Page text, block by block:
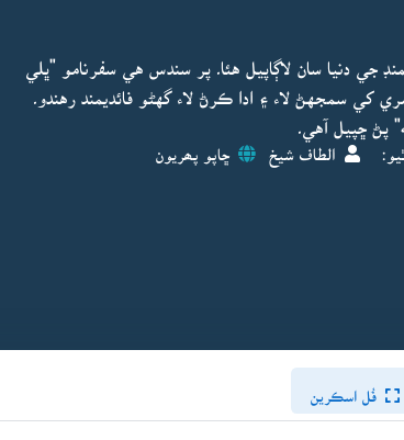
دنيا سان لاڳاپيل هئا۔ پر سندس هي سفرنامو "ڀلي
سمجهڻ لاء ۽ ادا ڪرڻ لاء گهڻو فائديمند رهندو۔
پڻ ڇپيل آهي۔
الطاف شيخ ڇاپو پھريون
فُل اسڪرين